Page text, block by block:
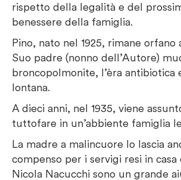
rispetto della legalità e del
benessere della famiglia.
Pino, nato nel 1925, rimane orfano
Suo padre (nonno dell’Autore)
broncopolmonite, l’èra antibiotica
lontana.
A dieci anni, nel 1935, viene
tuttofare in un’abbiente famiglia
La madre a malincuore lo lascia
compenso per i servigi resi in casa
Nicola Nacucchi sono un grande